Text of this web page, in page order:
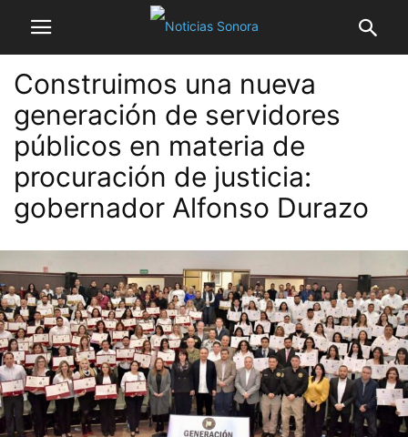
Construimos una nueva
generación de servidores
públicos en materia de
procuración de justicia:
gobernador Alfonso Durazo